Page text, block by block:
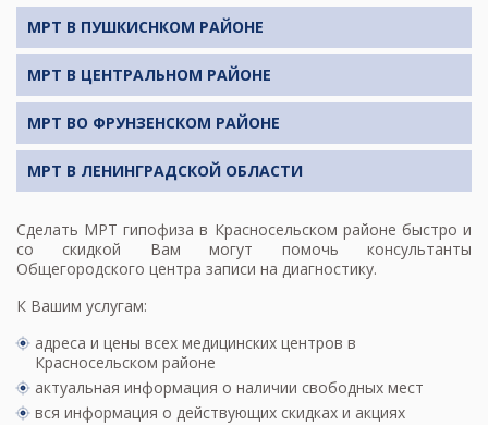
МРТ В ПУШКИСНКОМ РАЙОНЕ
МРТ В ЦЕНТРАЛЬНОМ РАЙОНЕ
МРТ ВО ФРУНЗЕНСКОМ РАЙОНЕ
МРТ В ЛЕНИНГРАДСКОЙ ОБЛАСТИ
Сделать МРТ гипофиза в Красносельском районе быстро и
со скидкой Вам могут помочь консультанты
Общегородского центра записи на диагностику.
К Вашим услугам:
адреса и цены всех медицинских центров в
Красносельском районе
актуальная информация о наличии свободных мест
вся информация о действующих скидках и акциях